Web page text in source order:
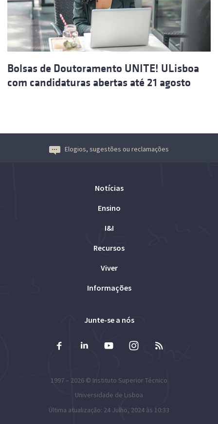
Bolsas de Doutoramento UNITE! ULisboa
com candidaturas abertas até 21 agosto
Elogios, sugestões ou reclamações
Notícias
Ensino
I&I
Recursos
Viver
Informações
Junte-se a nós
1997 – 2026 © Instituto Superior Técnico
Universidade de Lisboa
Última atualização: 24 Julho, 2024 às 10:33